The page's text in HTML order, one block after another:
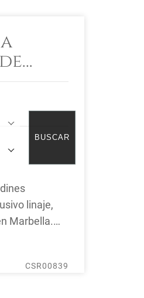
BUSCAR
linaje,
Marbella.
CSR00839